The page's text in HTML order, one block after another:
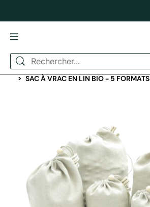
ACCUEIL
MADE IN FRANCE
SAC À VRAC EN LIN BIO - 5 FORMATS